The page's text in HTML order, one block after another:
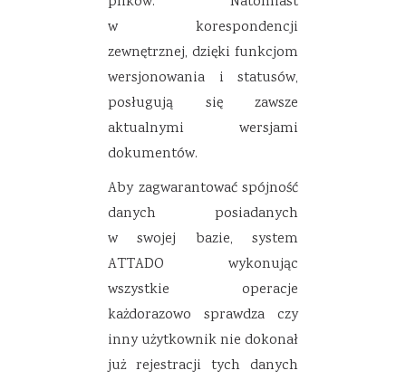
w korespondencji
zewnętrznej, dzięki funkcjom
wersjonowania i statusów,
posługują się zawsze
aktualnymi wersjami
dokumentów.
Aby zagwarantować spójność
danych posiadanych
w swojej bazie, system
ATTADO wykonując
wszystkie operacje
każdorazowo sprawdza czy
inny użytkownik nie dokonał
już rejestracji tych danych